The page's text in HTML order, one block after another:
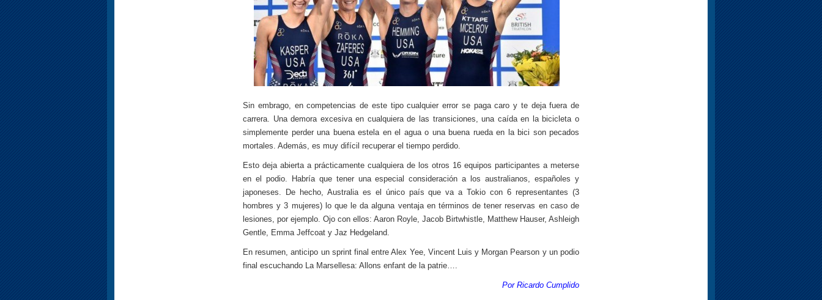
Sin embrago, en competencias de este tipo cualquier error se paga caro y te deja fuera de
carrera. Una demora excesiva en cualquiera de las transiciones, una caída en la bicicleta o
simplemente perder una buena estela en el agua o una buena rueda en la bici son pecados
mortales. Además, es muy difícil recuperar el tiempo perdido.
Esto deja abierta a prácticamente cualquiera de los otros 16 equipos participantes a meterse
en el podio. Habría que tener una especial consideración a los australianos, españoles y
japoneses. De hecho, Australia es el único país que va a Tokio con 6 representantes (3
hombres y 3 mujeres) lo que le da alguna ventaja en términos de tener reservas en caso de
lesiones, por ejemplo. Ojo con ellos: Aaron Royle, Jacob Birtwhistle, Matthew Hauser, Ashleigh
Gentle, Emma Jeffcoat y Jaz Hedgeland.
En resumen, anticipo un sprint final entre Alex Yee, Vincent Luis y Morgan Pearson y un podio
final escuchando La Marsellesa: Allons enfant de la patrie….
Por Ricardo Cumplido